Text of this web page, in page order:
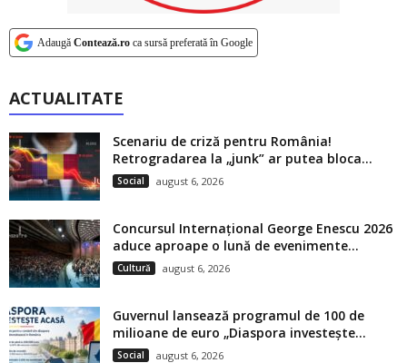
Adaugă Contează.ro ca sursă preferată în Google
ACTUALITATE
Scenariu de criză pentru România!
Retrogradarea la „junk” ar putea bloca...
Social august 6, 2026
Concursul Internațional George Enescu 2026
aduce aproape o lună de evenimente...
Cultură august 6, 2026
Guvernul lansează programul de 100 de
milioane de euro „Diaspora investește...
Social august 6, 2026